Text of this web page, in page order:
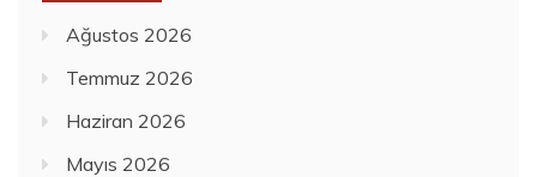
Ağustos 2026
Temmuz 2026
Haziran 2026
Mayıs 2026